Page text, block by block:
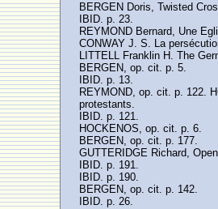
BERGEN Doris, Twisted
IBID. p. 23.
REYMOND Bernard, Une
CONWAY J. S. La
LITTELL Franklin H. The
BERGEN, op. cit. p. 5.
IBID. p. 13.
REYMOND, op. cit. p. 122.
protestants.
IBID. p. 121.
HOCKENOS, op. cit. p. 6.
BERGEN, op. cit. p. 177.
GUTTERIDGE Richard,
IBID. p. 191.
IBID. p. 190.
BERGEN, op. cit. p. 142.
IBID. p. 26.